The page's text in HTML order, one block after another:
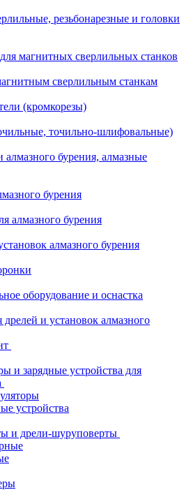
резьбонарезные и головки
магнитных сверлильных станков
сверлильным станкам
(кромкорезы)
точильно-шлифовальные)
алмазного бурения, алмазные
бурения
алмазного бурения
алмазного бурения
оборудование и оснастка
дрелей и установок алмазного
и зарядные устройства для
устройства
и дрели-шуруповерты